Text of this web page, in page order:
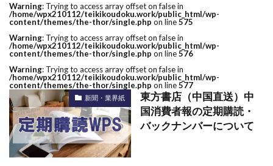
Warning: Trying to access array offset on false in
/home/wpx210112/teikikoudoku.work/public_html/wp-
content/themes/the-thor/single.php on line575
Warning: Trying to access array offset on false in
/home/wpx210112/teikikoudoku.work/public_html/wp-
content/themes/the-thor/single.php on line576
Warning: Trying to access array offset on false in
/home/wpx210112/teikikoudoku.work/public_html/wp-
content/themes/the-thor/single.php on line577
新聞・業界紙
東方書店（中国直送）中
国消費者報の定期購読・
バックナンバーについて